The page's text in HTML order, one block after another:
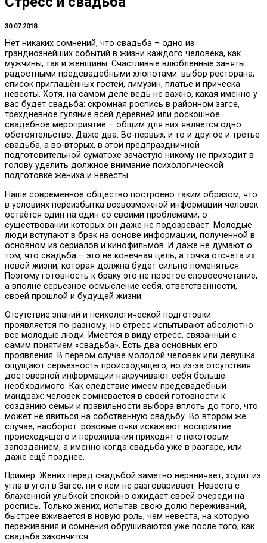
30.07.2018
Нет никаких сомнений, что свадьба – одно из
грандиознейших событий в жизни каждого человека, как
мужчины, так и женщины. Счастливые влюблённые заняты
радостными предсвадебными хлопотами: выбор ресторана,
список приглашённых гостей, лимузин, платье и причёска
невесты. Хотя, на самом деле ведь не важно, какая именно у
вас будет свадьба: скромная роспись в районном загсе,
трёхдневное гуляние всей деревней или роскошное
свадебное мероприятие – общим для них является одно
обстоятельство. Даже два. Во-первых, и то и другое и третье
свадьба, а во-вторых, в этой предпраздничной
подготовительной суматохе зачастую никому не приходит в
голову уделить должное внимание психологической
подготовке жениха и невесты.
Наше современное общество построено таким образом, что
в условиях переизбытка всевозможной информации человек
остаётся один на один со своими проблемами, о
существовании которых он даже не подозревает. Молодые
люди вступают в брак на основе информации, полученной в
основном из сериалов и кинофильмов. И даже не думают о
том, что свадьба – это не конечная цель, а точка отсчёта их
новой жизни, которая должна будет сильно поменяться.
Поэтому готовность к браку это не простое словосочетание,
а вполне серьезное осмысление себя, ответственности,
своей прошлой и будущей жизни.
Отсутствие знаний и психологической подготовки
проявляется по-разному, но стресс испытывают абсолютно
все молодые люди. Имеется в виду стресс, связанный с
самим понятием «свадьба». Есть два основных его
проявления. В первом случае молодой человек или девушка
ощущают серьезность происходящего, но из-за отсутствия
достоверной информации накручивают себя больше
необходимого. Как следствие имеем предсвадебный
мандраж: человек сомневается в своей готовности к
созданию семьи и правильности выбора вплоть до того, что
может не явиться на собственную свадьбу. Во втором же
случае, наоборот: розовые очки искажают восприятие
происходящего и переживания приходят с некоторым
запозданием, а именно когда свадьба уже в разгаре, или
даже ещё позднее.
Пример. Жених перед свадьбой заметно нервничает, ходит из
угла в угол в Загсе, ни с кем не разговаривает. Невеста с
блаженной улыбкой спокойно ожидает своей очереди на
роспись. Только жених, испытав свою долю переживаний,
быстрее вживается в новую роль, чем невеста, на которую
переживания и сомнения обрушиваются уже после того, как
свадьба закончится.